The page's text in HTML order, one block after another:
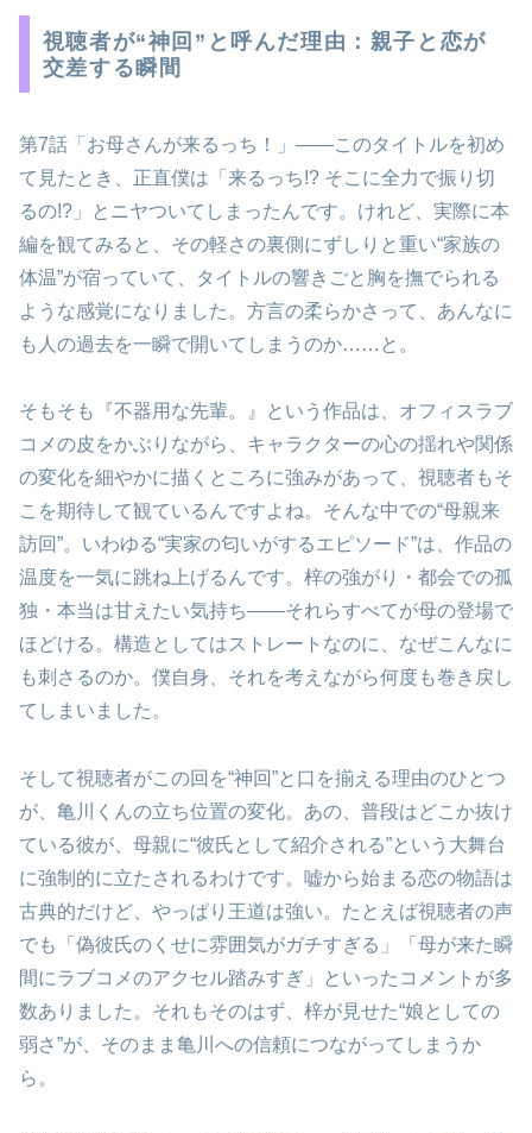
視聴者が“神回”と呼んだ理由：親子と恋が
交差する瞬間
第7話「お母さんが来るっち！」――このタイトルを初め
て見たとき、正直僕は「来るっち!? そこに全力で振り切
るの!?」とニヤついてしまったんです。けれど、実際に本
編を観てみると、その軽さの裏側にずしりと重い“家族の
体温”が宿っていて、タイトルの響きごと胸を撫でられる
ような感覚になりました。方言の柔らかさって、あんなに
も人の過去を一瞬で開いてしまうのか……と。
そもそも『不器用な先輩。』という作品は、オフィスラブ
コメの皮をかぶりながら、キャラクターの心の揺れや関係
の変化を細やかに描くところに強みがあって、視聴者もそ
こを期待して観ているんですよね。そんな中での“母親来
訪回”。いわゆる“実家の匂いがするエピソード”は、作品の
温度を一気に跳ね上げるんです。梓の強がり・都会での孤
独・本当は甘えたい気持ち――それらすべてが母の登場で
ほどける。構造としてはストレートなのに、なぜこんなに
も刺さるのか。僕自身、それを考えながら何度も巻き戻し
てしまいました。
そして視聴者がこの回を“神回”と口を揃える理由のひとつ
が、亀川くんの立ち位置の変化。あの、普段はどこか抜け
ている彼が、母親に“彼氏として紹介される”という大舞台
に強制的に立たされるわけです。嘘から始まる恋の物語は
古典的だけど、やっぱり王道は強い。たとえば視聴者の声
でも「偽彼氏のくせに雰囲気がガチすぎる」「母が来た瞬
間にラブコメのアクセル踏みすぎ」といったコメントが多
数ありました。それもそのはず、梓が見せた“娘としての
弱さ”が、そのまま亀川への信頼につながってしまうか
ら。